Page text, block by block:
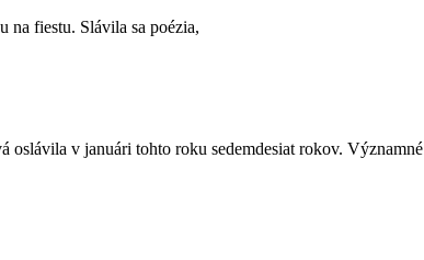
fiestu. Slávila sa poézia,
oslávila v januári tohto roku sedemdesiat rokov. Významné